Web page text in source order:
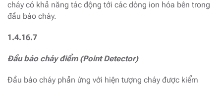
cháy có khả năng tác động tới các dòng ion hóa bên trong
đầu báo cháy.
1.4.16.7
Đầu báo cháy điểm (Point Detector)
Đầu báo cháy phản ứng với hiện tượng cháy được kiểm